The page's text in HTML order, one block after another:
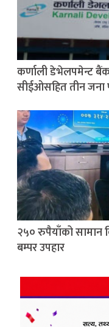
कर्णाली डेभेलपमेन्ट
सीईओसहित तीन जना
२५० रुपैयाँको सामान
बम्पर उपहार